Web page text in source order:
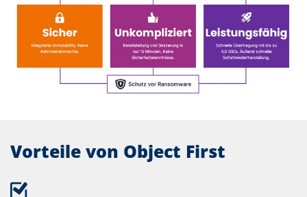
Vorteile von Object First